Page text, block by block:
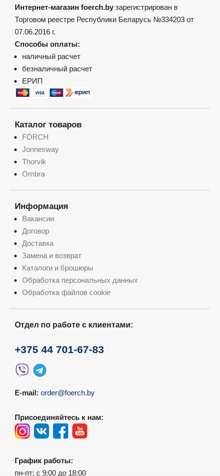
Интернет-магазин foerch.by зарегистрирован в
Торговом реестре Республики Беларусь №334203 от
07.06.2016 г.
Способы оплаты:
наличный расчет
безналичный расчет
ЕРИП
Каталог товаров
FÖRCH
Jonnesway
Thorvik
Ombra
Информация
Вакансии
Договор
Доставка
Замена и возврат
Каталоги и брошюры
Обработка персональных данных
Обработка файлов cookie
Отдел по работе с клиентами:
+375 44 701-67-83
E-mail: order@foerch.by
Присоединяйтесь к нам:
График работы:
пн-пт: с 9:00 до 18:00